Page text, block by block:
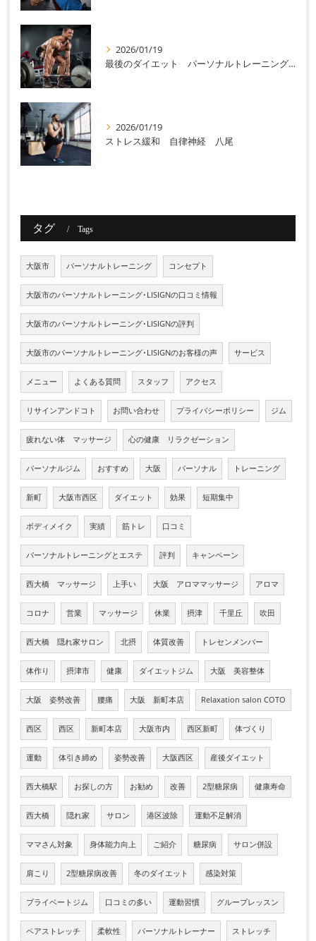
2026/01/19
最後のダイエット パーソナルトレーニング 八尾
2026/01/19
ストレス緩和 自律神経 八尾
タグ Tags
大阪市 パーソナルトレーニング コンセプト
大阪市のパーソナルトレーニング･LISIGNの口コミ情報
大阪市のパーソナルトレーニング･LISIGNの評判
大阪市のパーソナルトレーニング･LISIGNのお客様の声 サービス
メニュー よくある質問 スタッフ アクセス
リサインアンドコト お問い合わせ プライバシーポリシー ジム
疲れない体 マッサージ 心の健康 リラクゼーション
パーソナルジム おすすめ 大阪 パーソナル トレーニング
新町 大阪市西区 ダイエット 効果 短期集中
ボディメイク 実績 筋トレ 口コミ
パーソナルトレーニングとエステ 評判 キャンペーン
西大橋 マッサージ 上手い 大阪 アロママッサージ アロマ
コロナ 営業 マッサージ 休業 摂津 千里丘 吹田
西大橋 隠れ家サロン 北摂 体質改善 トレセンメンバー
体作り 摂津市 健康 ダイエットジム 大阪 美容整体
大阪 姿勢改善 腰痛 大阪 新町本店 Relaxation salon COTO
西区 西区 新町本店 大阪市内 西区新町 体づくり
運動 体引き締め 姿勢改善 大阪西区 産後ダイエット
西大橋駅 お探しの方 お勧め 改善 2型糖尿病 健康寿命
西大橋 隠れ家 サロン 港区波除 運動不足解消
ママさん対象 身体能力向上 ご紹介 糖尿病 サロン併設
肩こり 2型糖尿病改善 冬のダイエット 感染対策
プライベートジム 口コミの多い 運動習慣 グループレッスン
ペアストレッチ 柔軟性 パーソナルトレーナー ストレッチ